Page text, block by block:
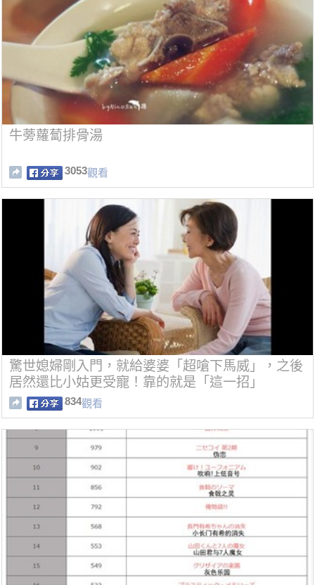
牛蒡蘿蔔排骨湯
3053觀看
驚世媳婦剛入門，就給婆婆「超嗆下馬威」，之後
居然還比小姑更受寵！靠的就是「這一招」
834觀看